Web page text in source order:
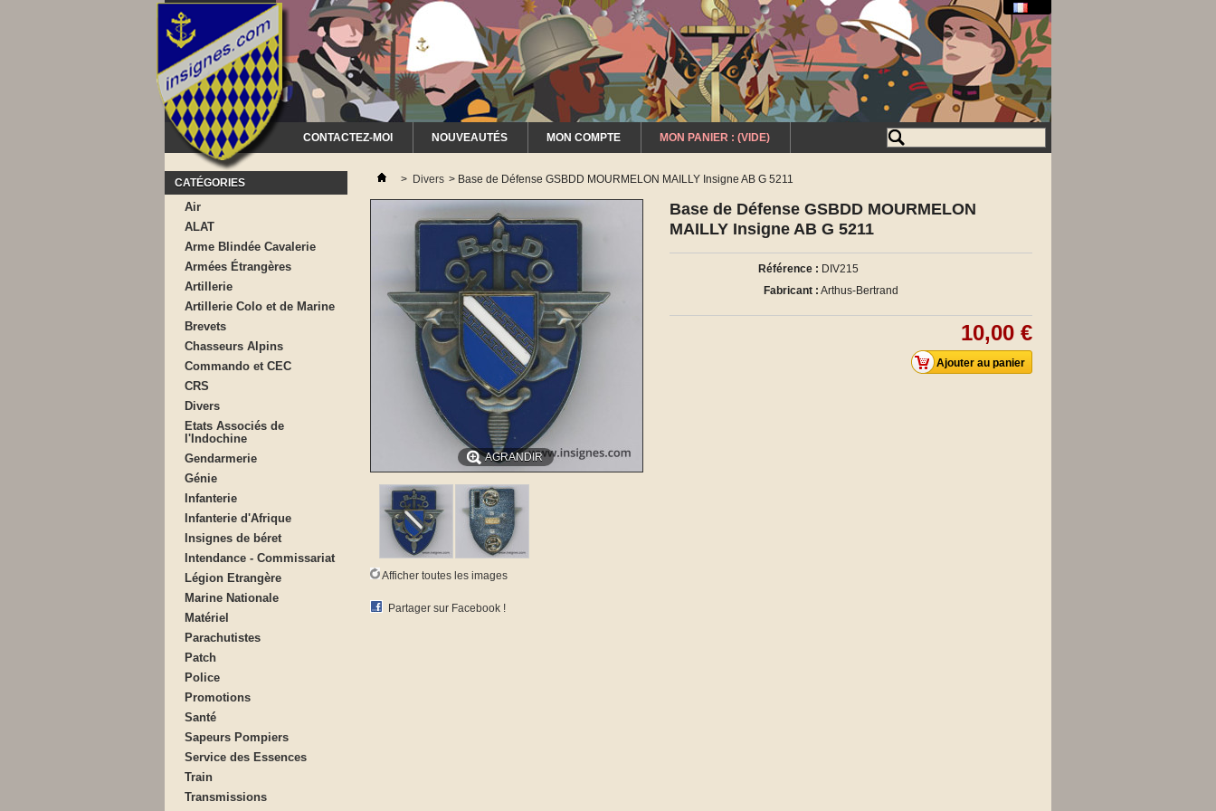
CONTACTEZ-MOI NOUVEAUTÉS MON COMPTE MON PANIER : (VIDE)
CATÉGORIES
Air
ALAT
Arme Blindée Cavalerie
Armées Étrangères
Artillerie
Artillerie Colo et de Marine
Brevets
Chasseurs Alpins
Commando et CEC
CRS
Divers
Etats Associés de
l'Indochine
Gendarmerie
Génie
Infanterie
Infanterie d'Afrique
Insignes de béret
Intendance - Commissariat
Légion Etrangère
Marine Nationale
Matériel
Parachutistes
Patch
Police
Promotions
Santé
Sapeurs Pompiers
Service des Essences
Train
Transmissions
> Divers > Base de Défense GSBDD MOURMELON MAILLY Insigne AB G 5211
AGRANDIR
Afficher toutes les images
Partager sur Facebook !
Base de Défense GSBDD MOURMELON
MAILLY Insigne AB G 5211
Référence : DIV215
Fabricant : Arthus-Bertrand
10,00 €